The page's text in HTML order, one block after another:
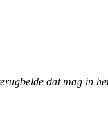
dat mag in